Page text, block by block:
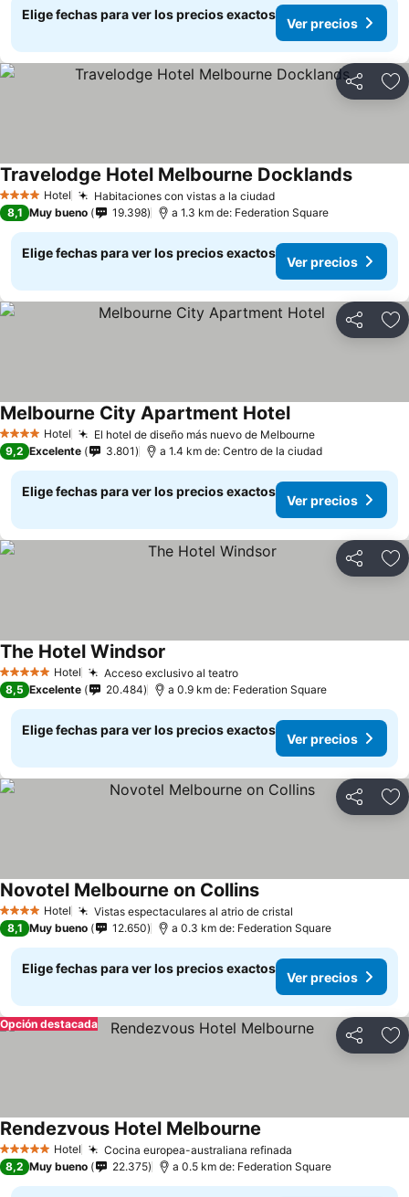
Elige fechas para ver los precios exactos
Ver precios
Compartir
4 EstrellasHotel Habitaciones con vistas a la ciudad
Travelodge Hotel Melbourne Docklands
8,1 Muy bueno 19.398 a 1.3 km de: Federation Square
Elige fechas para ver los precios exactos
Ver precios
Compartir
4 EstrellasHotel El hotel de diseño más nuevo de Melbourne
Melbourne City Apartment Hotel
9,2 Excelente 3.801 a 1.4 km de: Centro de la ciudad
Elige fechas para ver los precios exactos
Ver precios
Compartir
5 Estrellas Hotel Acceso exclusivo al teatro
The Hotel Windsor
8,5 Excelente 20.484 a 0.9 km de: Federation Square
Elige fechas para ver los precios exactos
Ver precios
Compartir
4 EstrellasHotel Vistas espectaculares al atrio de cristal
Novotel Melbourne on Collins
8,1 Muy bueno 12.650 a 0.3 km de: Federation Square
Elige fechas para ver los precios exactos
Ver precios
Compartir
Opción destacada
5 Estrellas Hotel Cocina europea-australiana refinada
Rendezvous Hotel Melbourne
8,2 Muy bueno 22.375 a 0.5 km de: Federation Square